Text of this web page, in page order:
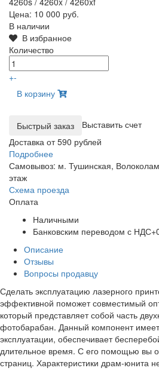
Цена: 10 000 руб.
В наличии
В избранное
Количество
+-
В корзину
Выставить счет
Доставка от 590 рублей
Подробнее
Самовывоз: м. Тушинская,
этаж
Схема проезда
Оплата
Наличными
Банковским переводом с
Описание
Отзывы
Вопросы продавцу
Сделать эксплуатацию лазерного
эффективной поможет совместимый
который представляет собой часть
фотобарабан. Данный компонент
эксплуатации, обеспечивает
длительное время. С его помощью вы
страниц. Характеристики драм-юнита